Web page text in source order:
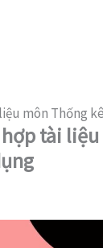
môn Thống
hợp tài